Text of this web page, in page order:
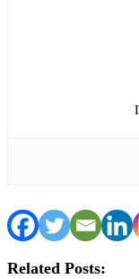
Related Posts: